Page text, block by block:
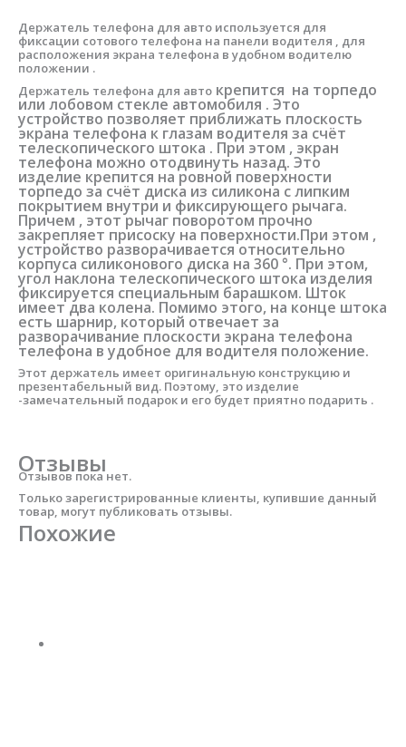
Держатель телефона для авто используется для
фиксации сотового телефона на панели водителя , для
расположения экрана телефона в удобном водителю
положении .
Держатель телефона для авто крепится на торпедо
или лобовом стекле автомобиля . Это
устройство позволяет приближать плоскость
экрана телефона к глазам водителя за счёт
телескопического штока . При этом , экран
телефона можно отодвинуть назад. Это
изделие крепится на ровной поверхности
торпедо за счёт диска из силикона с липким
покрытием внутри и фиксирующего рычага.
Причем , этот рычаг поворотом прочно
закрепляет присоску на поверхности.При этом ,
устройство разворачивается относительно
корпуса силиконового диска на 360 °. При этом,
угол наклона телескопического штока изделия
фиксируется специальным барашком. Шток
имеет два колена. Помимо этого, на конце штока
есть шарнир, который отвечает за
разворачивание плоскости экрана телефона
телефона в удобное для водителя положение.
Этот держатель имеет оригинальную конструкцию и
презентабельный вид. Поэтому, это изделие
-замечательный подарок и его будет приятно подарить .
Отзывы
Отзывов пока нет.
Только зарегистрированные клиенты, купившие данный
товар, могут публиковать отзывы.
Похожие